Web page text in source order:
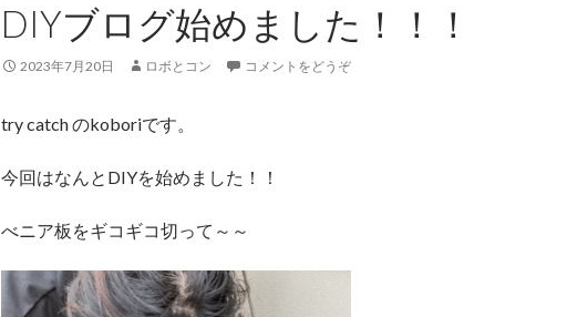
DIYブログ始めました！！！
2023年7月20日 ロボとコン コメントをどうぞ
try catch のkoboriです。
今回はなんとDIYを始めました！！
べニア板をギコギコ切って～～